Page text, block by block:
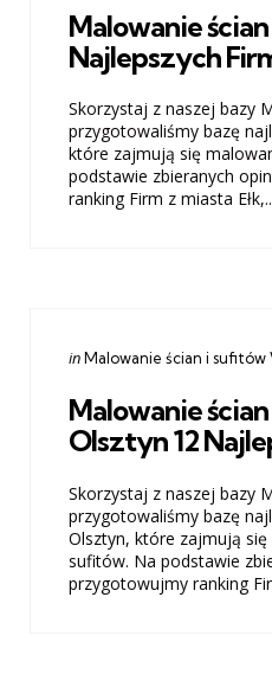
Malowanie
Najlepszych
Skorzystaj z naszej bazy
przygotowaliśmy bazę
które zajmują się
podstawie zbieranych
ranking Firm z miasta
Categories
Posted
inMalowanie ścian i
Malowanie
Olsztyn 12
Skorzystaj z naszej bazy
przygotowaliśmy bazę
Olsztyn, które zajmują
sufitów. Na podstawie
przygotowujmy ranking